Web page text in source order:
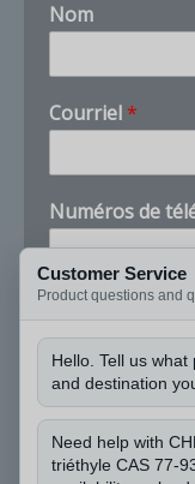
Nom
Courriel *
Numéros de
Entreprise
t
é
é
Puis-je
dont vous avez
Customer Service
Product questions and
Hello. Tell us what
and destination
Need help with
triéthyle CAS 77-